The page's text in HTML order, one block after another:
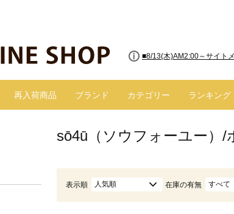
■8/13(木)AM2:00～サイト
再入荷商品 ブランド カテゴリー ランキング
sō4ū（ソウフォーユー）
表示順 人気順 在庫の有無 すべて